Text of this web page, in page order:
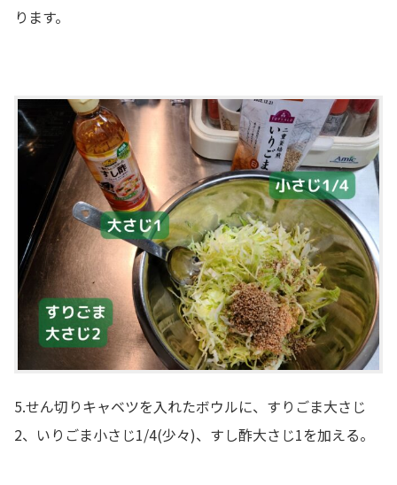
ります。
5.せん切りキャベツを入れたボウルに、すりごま大さじ
2、いりごま小さじ1/4(少々)、すし酢大さじ1を加える。